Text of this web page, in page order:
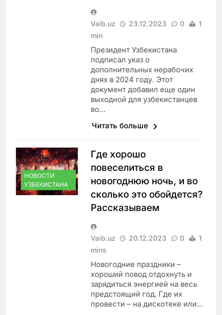
Vaib.uz 23.12.2023 0
1
min
Президент Узбекистана
подписал указ о
дополнительных нерабочих
днях в 2024 году. Этот
документ добавил еще один
выходной для узбекистанцев
во…
Читать больше
НОВОСТИ
УЗБЕКИСТАНА
Где хорошо
повеселиться в
новогоднюю ночь, и во
сколько это обойдется?
Рассказываем
Vaib.uz 20.12.2023 0
1
mins
Новогодние праздники –
хороший повод отдохнуть и
зарядиться энергией на весь
предстоящий год. Где их
провести – на дискотеке или…